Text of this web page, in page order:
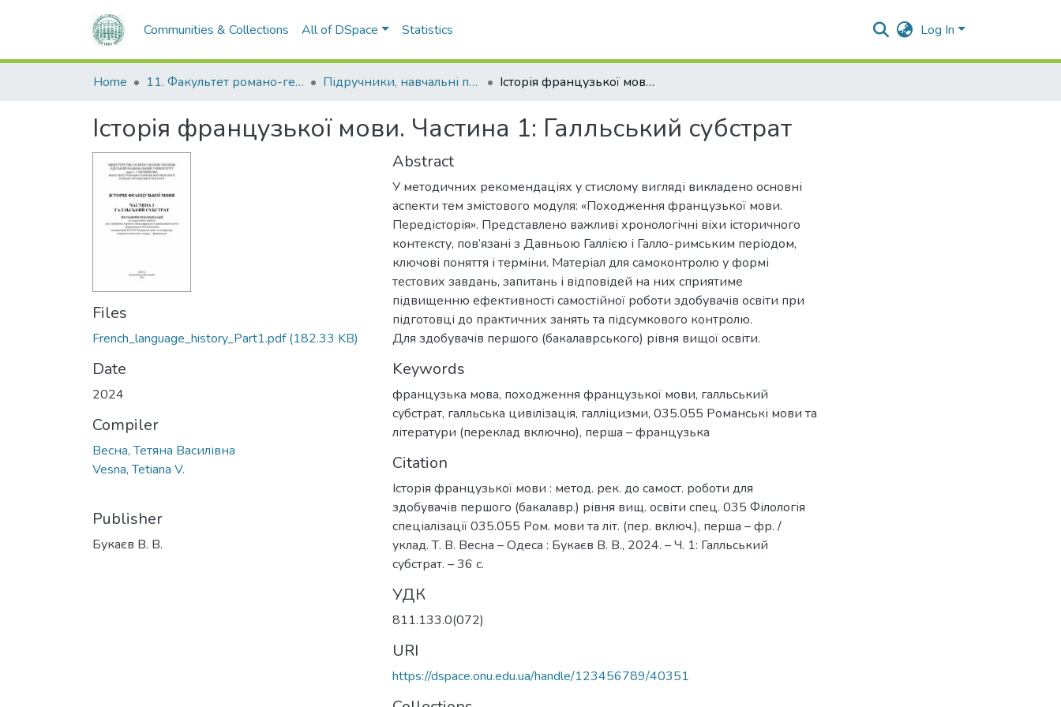
Communities & Collections All of DSpace Statistics Log In
Home 11. Факультет романо-германської філології Підручники, навчальні посібники та інші науково- та навчально-методичні праці РГФ Історія французької мови. Частина 1: Галльський субстрат
Історія французької мови. Частина 1: Галльський субстрат
Files
French_language_history_Part1.pdf(182.33 KB)
Date
2024
Compiler
Весна, Тетяна Василівна
Vesna, Tetiana V.
Publisher
Букаєв В. В.
Abstract
У методичних рекомендаціях у стислому вигляді викладено основні
аспекти тем змістового модуля: «Походження французької мови.
Передісторія». Представлено важливі хронологічні віхи історичного
контексту, пов’язані з Давньою Галлією і Галло-римським періодом,
ключові поняття і терміни. Матеріал для самоконтролю у формі
тестових завдань, запитань і відповідей на них сприятиме
підвищенню ефективності самостійної роботи здобувачів освіти при
підготовці до практичних занять та підсумкового контролю.
Для здобувачів першого (бакалаврського) рівня вищої освіти.
Keywords
французька мова, походження французької мови, галльський
субстрат, галльська цивілізація, галліцизми, 035.055 Романські мови та
літератури (переклад включно), перша – французька
Citation
Історія французької мови : метод. рек. до самост. роботи для
здобувачів першого (бакалавр.) рівня вищ. освіти спец. 035 Філологія
спеціалізації 035.055 Ром. мови та літ. (пер. включ.), перша – фр. /
уклад. Т. В. Весна – Одеса : Букаєв В. В., 2024. – Ч. 1: Галльський
субстрат. – 36 с.
УДК
811.133.0(072)
URI
https://dspace.onu.edu.ua/handle/123456789/40351